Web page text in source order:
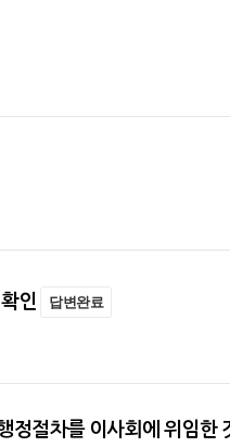
인 답변완료
정절차를 이사회에 위임한